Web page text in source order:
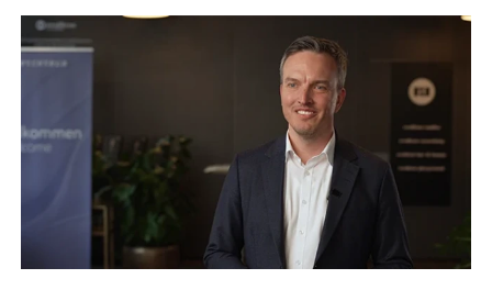
Patrik Feurer, Digital Banking at Zak, speaking in an interview.